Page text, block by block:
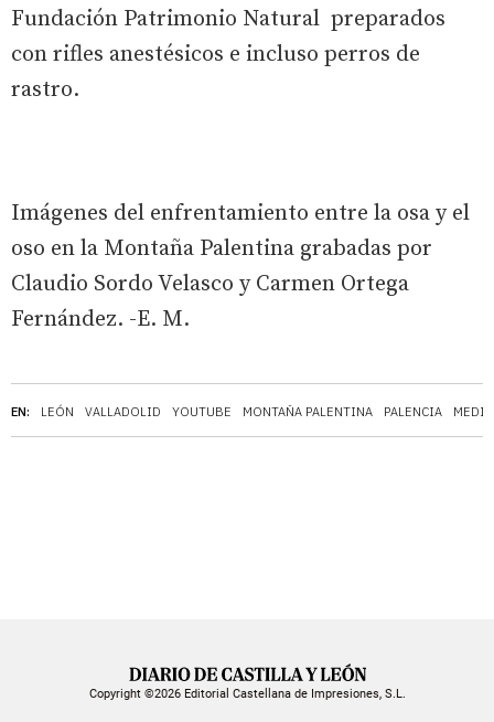
EN: LEÓN VALLADOLID YOUTUBE MONTAÑA PALENTINA PALENCIA
Fundación Patrimonio Natural preparados
con rifles anestésicos e incluso perros de
rastro.
Imágenes del enfrentamiento entre la osa y el
oso en la Montaña Palentina grabadas por
Claudio Sordo Velasco y Carmen Ortega
Fernández. -E. M.
Copyright ©2026 Editorial Castellana de Impresiones, S.L.